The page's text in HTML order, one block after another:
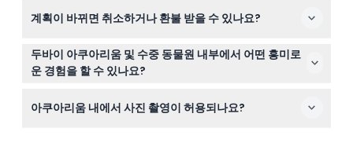
촬영용 카메라를 준비하세요. 특별한 장비는 필요 없습니
계획이 바뀌면 취소하거나 환불 받을 수 있나요?
티켓은 환불 및 취소가 불가하므로 예약 전 계획을 확실히
확인하세요.
두바이 아쿠아리움 및 수중 동물원 내부에서 어떤 흥미로
운 경험을 할 수 있나요?
터널을 걷고, 물고기 먹이 주기 시간을 관람하며, 수중 동물
아쿠아리움 내에서 사진 촬영이 허용되나요?